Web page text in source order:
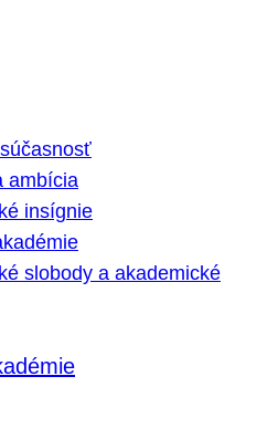
ambícia
insígnie
slobody a akademické